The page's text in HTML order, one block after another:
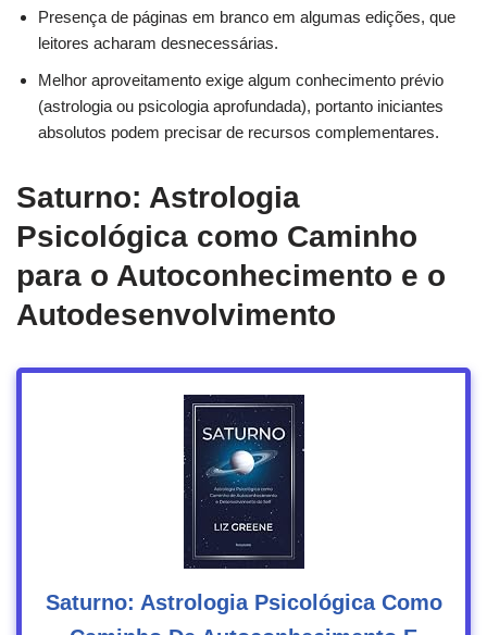
Presença de páginas em branco em algumas edições, que
leitores acharam desnecessárias.
Melhor aproveitamento exige algum conhecimento prévio
(astrologia ou psicologia aprofundada), portanto iniciantes
absolutos podem precisar de recursos complementares.
Saturno: Astrologia
Psicológica como Caminho
para o Autoconhecimento e o
Autodesenvolvimento
Saturno: Astrologia Psicológica Como